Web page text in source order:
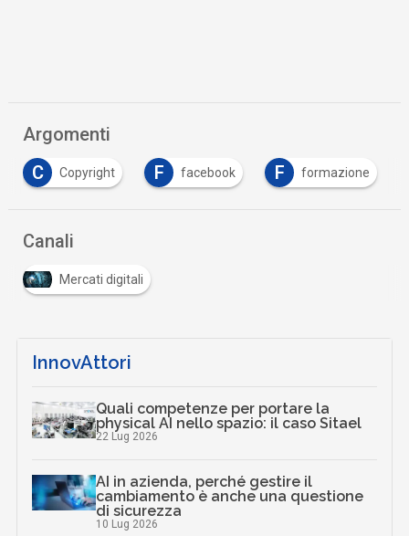
Argomenti
C
Copyright F facebook F formazione
Canali
Mercati digitali
InnovAttori
Quali competenze per portare la
physical AI nello spazio: il caso Sitael
22 Lug 2026
AI in azienda, perché gestire il
cambiamento è anche una questione
di sicurezza
10 Lug 2026